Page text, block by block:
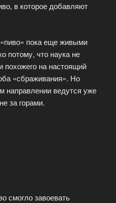
в которое добавляют
пока еще живыми
потому, что наука не
похожего на настоящий
«сбраживания». Но
направлении ведутся уже
за горами.
смогло завоевать